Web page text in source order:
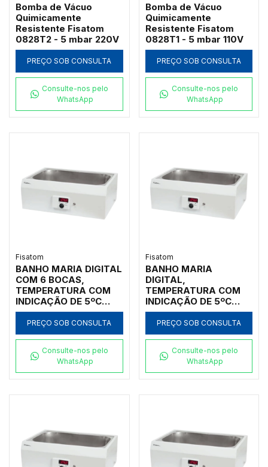
Bomba de Vácuo
Quimicamente
Resistente Fisatom
0828T2 - 5 mbar 220V
PREÇO SOB CONSULTA
Consulte-nos pelo
WhatsApp
Bomba de Vácuo
Quimicamente
Resistente Fisatom
0828T1 - 5 mbar 110V
PREÇO SOB CONSULTA
Consulte-nos pelo
WhatsApp
Fisatom
BANHO MARIA DIGITAL
COM 6 BOCAS,
TEMPERATURA COM
INDICAÇÃO DE 5ºC
ACIMA DA AMBIENTE
ATÉ 175ºC,
CAPACIDADE 20
INTERNA EM AÇO
INOXIDÁVEL INOX NO
FORMATO
CIRCULAÇÃO, 110V -
PREÇO SOB CONSULTA
Consulte-nos pelo
WhatsApp
Fisatom
BANHO MARIA
DIGITAL,
TEMPERATURA COM
INDICAÇÃO DE 5ºC
ACIMA DA AMBIENTE
ATÉ 175ºC,
CAPACIDADE 20
INTERNA EM AÇO INOX
NO FORMATO
RETANGULAR, SEM
TAMPA, 110V -
PREÇO SOB CONSULTA
Consulte-nos pelo
WhatsApp